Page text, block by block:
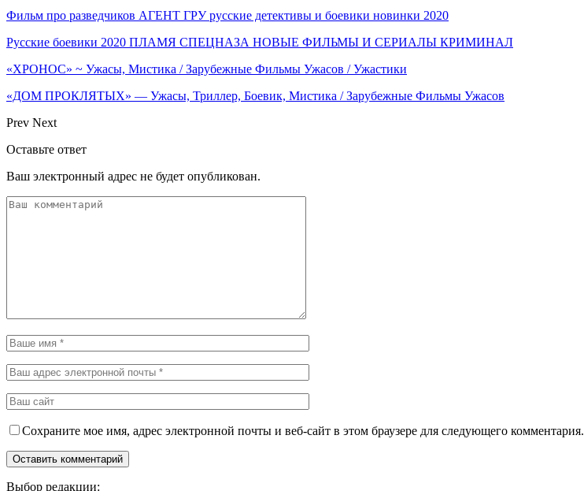
Фильм про разведчиков АГЕНТ ГРУ русские детективы и боевики новинки 2020
Русские боевики 2020 ПЛАМЯ СПЕЦНАЗА НОВЫЕ ФИЛЬМЫ И СЕРИАЛЫ КРИМИНАЛ
«ХРОНОС» ~ Ужасы, Мистика / Зарубежные Фильмы Ужасов / Ужастики
«ДОМ ПРОКЛЯТЫХ» — Ужасы, Триллер, Боевик, Мистика / Зарубежные Фильмы Ужасов
Prev Next
Оставьте ответ
Ваш электронный адрес не будет опубликован.
Сохраните мое имя, адрес электронной почты и веб-сайт в этом браузере для следующего комментария.
Выбор редакции: